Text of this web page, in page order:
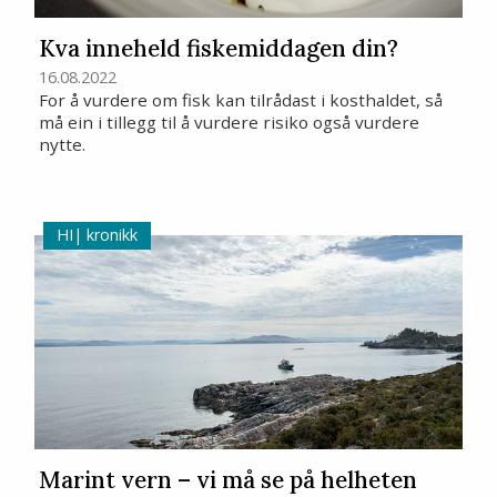
Kva inneheld fiskemiddagen din?
16.08.2022
For å vurdere om fisk kan tilrådast i kosthaldet, så
må ein i tillegg til å vurdere risiko også vurdere
nytte.
kronikk
Marint vern – vi må se på helheten